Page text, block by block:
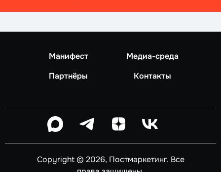
Манифест
Медиа-среда
Партнёры
Контакты
Copyright © 2026, Постмаркетинг. Все